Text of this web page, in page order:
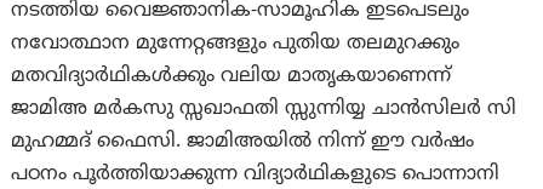
നടത്തിയ വൈജ്ഞാനിക-സാമൂഹിക ഇടപെടലും
നവോത്ഥാന മുന്നേറ്റങ്ങളും പുതിയ തലമുറക്കും
മതവിദ്യാർഥികൾക്കും വലിയ മാതൃകയാണെന്ന്
ജാമിഅ മർകസു സ്സഖാഫതി സ്സുന്നിയ്യ ചാൻസിലർ സി
മുഹമ്മദ് ഫൈസി. ജാമിഅയിൽ നിന്ന് ഈ വർഷം
പഠനം പൂർത്തിയാക്കുന്ന വിദ്യാർഥികളുടെ പൊന്നാനി